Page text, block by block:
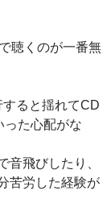
聴くのが一番無
ると揺れてCD
った心配がな
音飛びしたり、
苦労した経験が